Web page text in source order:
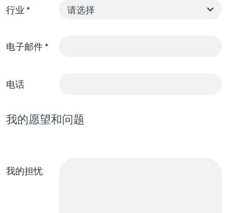
行业 *
电子邮件*
电话
我的愿望和问题
我的担忧